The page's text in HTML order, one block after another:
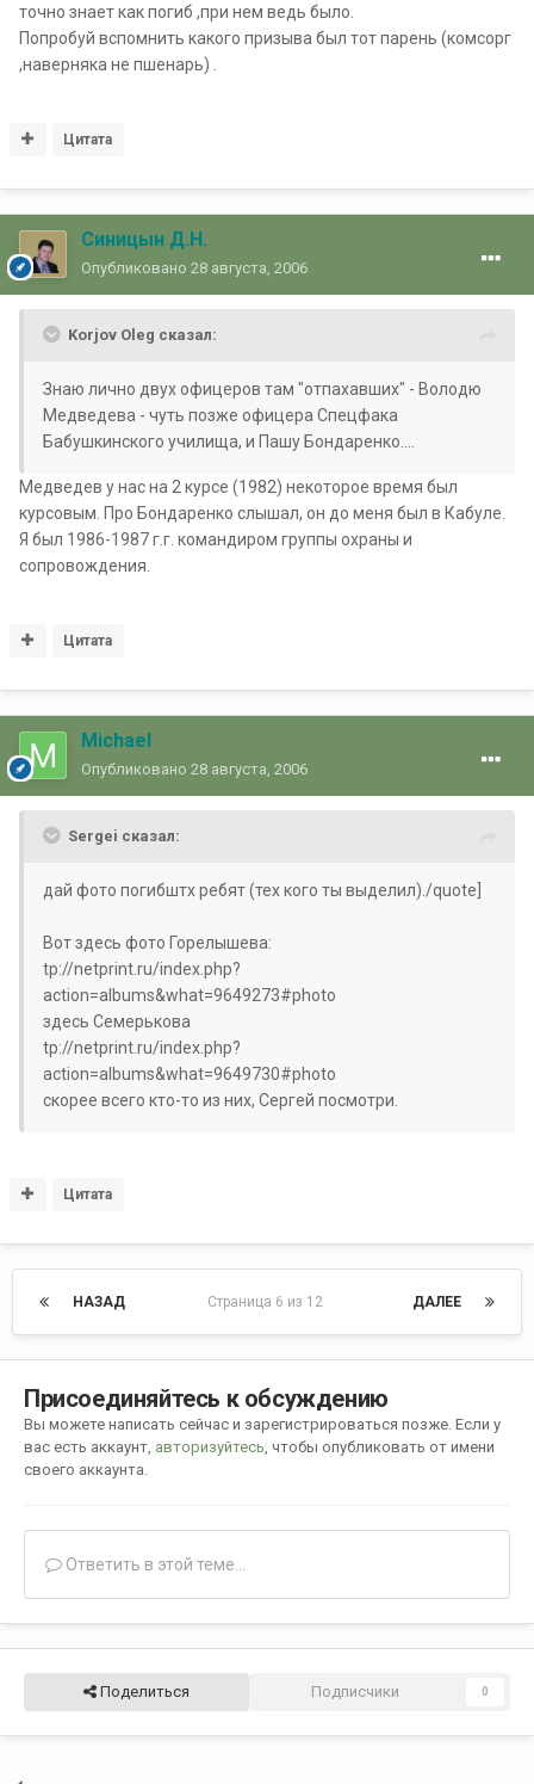
точно знает как погиб ,при нем ведь было.
Попробуй вспомнить какого призыва был тот парень (комсорг
,наверняка не пшенарь) .
Цитата
Синицын Д.Н.
Опубликовано 28 августа, 2006
Korjov Oleg сказал:
Знаю лично двух офицеров там "отпахавших" - Володю
Медведева - чуть позже офицера Спецфака
Бабушкинского училища, и Пашу Бондаренко....
Медведев у нас на 2 курсе (1982) некоторое время был
курсовым. Про Бондаренко слышал, он до меня был в Кабуле.
Я был 1986-1987 г.г. командиром группы охраны и
сопровождения.
Цитата
Michael
Опубликовано 28 августа, 2006
Sergei сказал:
дай фото погибштх ребят (тех кого ты выделил)./quote]
Вот здесь фото Горелышева:
tp://netprint.ru/index.php?
action=albums&what=9649273#photo
здесь Семерькова
tp://netprint.ru/index.php?
action=albums&what=9649730#photo
скорее всего кто-то из них, Сергей посмотри.
Цитата
НАЗАД ДАЛЕЕ
Страница 6 из 12
Присоединяйтесь к обсуждению
Вы можете написать сейчас и зарегистрироваться позже. Если у
вас есть аккаунт, авторизуйтесь , чтобы опубликовать от имени
своего аккаунта.
Ответить в этой теме...
Поделиться Подписчики 0